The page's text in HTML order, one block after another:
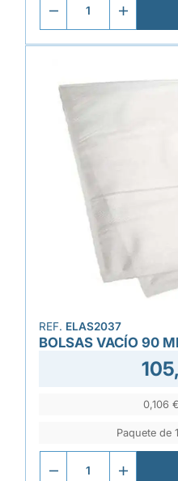
REF. ELAS2037
BOLSAS VACÍO 90
0,106
Paquete de